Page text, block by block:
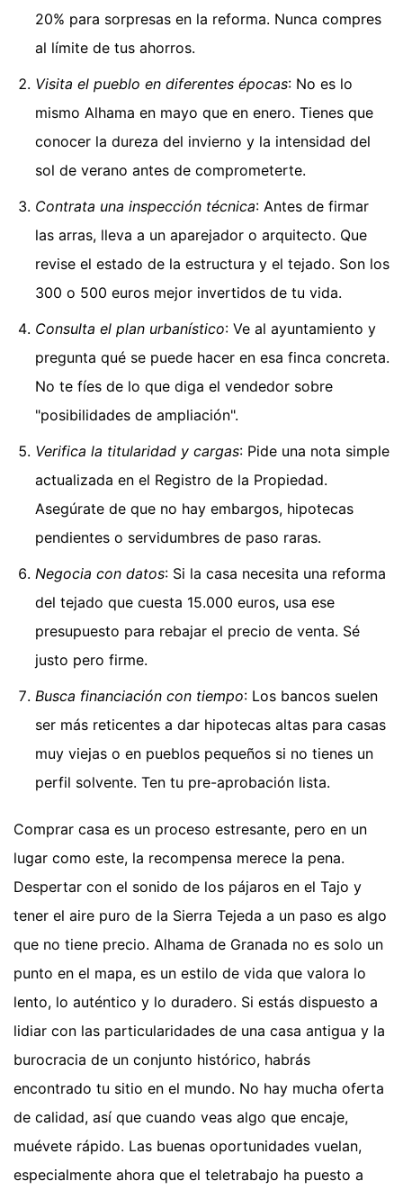
20% para sorpresas en la reforma. Nunca compres
al límite de tus ahorros.
Visita el pueblo en diferentes épocas: No es lo
mismo Alhama en mayo que en enero. Tienes que
conocer la dureza del invierno y la intensidad del
sol de verano antes de comprometerte.
Contrata una inspección técnica: Antes de firmar
las arras, lleva a un aparejador o arquitecto. Que
revise el estado de la estructura y el tejado. Son los
300 o 500 euros mejor invertidos de tu vida.
Consulta el plan urbanístico: Ve al ayuntamiento y
pregunta qué se puede hacer en esa finca concreta.
No te fíes de lo que diga el vendedor sobre
"posibilidades de ampliación".
Verifica la titularidad y cargas: Pide una nota simple
actualizada en el Registro de la Propiedad.
Asegúrate de que no hay embargos, hipotecas
pendientes o servidumbres de paso raras.
Negocia con datos: Si la casa necesita una reforma
del tejado que cuesta 15.000 euros, usa ese
presupuesto para rebajar el precio de venta. Sé
justo pero firme.
Busca financiación con tiempo: Los bancos suelen
ser más reticentes a dar hipotecas altas para casas
muy viejas o en pueblos pequeños si no tienes un
perfil solvente. Ten tu pre-aprobación lista.
Comprar casa es un proceso estresante, pero en un
lugar como este, la recompensa merece la pena.
Despertar con el sonido de los pájaros en el Tajo y
tener el aire puro de la Sierra Tejeda a un paso es algo
que no tiene precio. Alhama de Granada no es solo un
punto en el mapa, es un estilo de vida que valora lo
lento, lo auténtico y lo duradero. Si estás dispuesto a
lidiar con las particularidades de una casa antigua y la
burocracia de un conjunto histórico, habrás
encontrado tu sitio en el mundo. No hay mucha oferta
de calidad, así que cuando veas algo que encaje,
muévete rápido. Las buenas oportunidades vuelan,
especialmente ahora que el teletrabajo ha puesto a